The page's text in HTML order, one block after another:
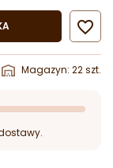

Magazyn: 22 szt.